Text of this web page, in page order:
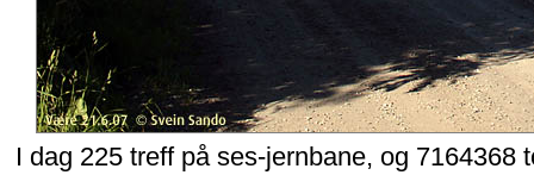
I dag 225 treff på ses-jernbane, og